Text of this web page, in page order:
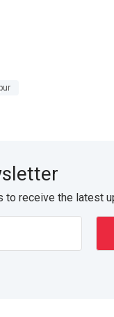
to receive the latest